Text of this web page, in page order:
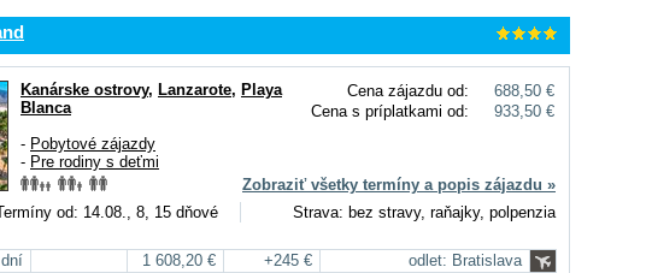
Cena zájazdu od:
688,50 €
Cena s príplatkami od:
933,50 €
Kanárske ostrovy, Lanzarote, Playa
Blanca
- Pobytové zájazdy
- Pre rodiny s deťmi
Zobraziť všetky termíny a popis zájazdu »
od: 14.08., 8, 15 dňové
Strava: bez stravy, raňajky, polpenzia
1 608,20 € +245 €
odlet: Bratislava